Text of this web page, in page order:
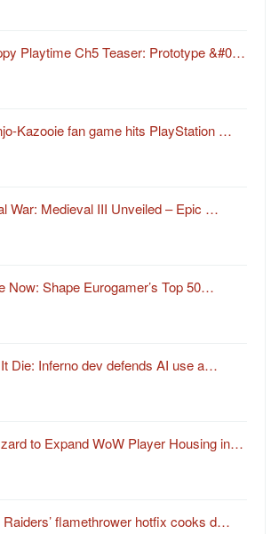
Playtime Ch5 Teaser: Prototype &#0…
Kazooie fan game hits PlayStation …
War: Medieval III Unveiled – Epic …
Now: Shape Eurogamer’s Top 50…
Die: Inferno dev defends AI use a…
to Expand WoW Player Housing in…
flamethrower hotfix cooks d…